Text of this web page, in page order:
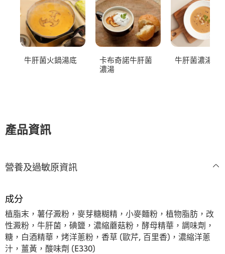
牛肝菌火鍋湯底
卡布奇諾牛肝菌
濃湯
牛肝菌濃湯
產品資訊
營養及過敏原資訊
成分
植脂末，薯仔澱粉，麥芽糖糊精，小麥麵粉，植物脂肪，改
性澱粉，牛肝菌，碘鹽，濃縮蘑菇粉，酵母精華，調味劑，
糖，白酒精華，烤洋蔥粉，香草 (歐芹, 百里香)，濃縮洋蔥
汁，薑黃，酸味劑 (E330)